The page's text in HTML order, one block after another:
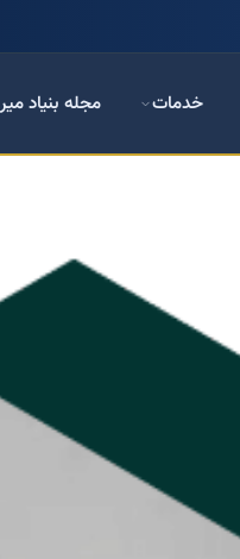
خدمات مجله بنیاد میر